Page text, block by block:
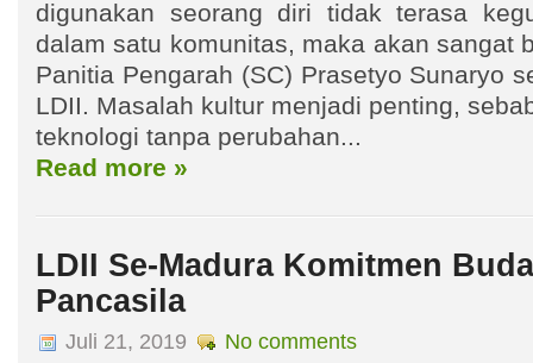
digunakan seorang diri tidak terasa
dalam satu komunitas, maka akan sangat
Panitia Pengarah (SC) Prasetyo Sunaryo
LDII. Masalah kultur menjadi penting,
teknologi tanpa perubahan...
Read more »
LDII Se-Madura Komitmen
Pancasila
Juli 21, 2019 No comments